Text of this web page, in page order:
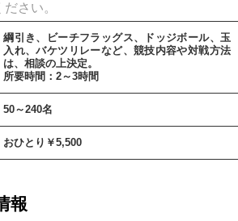
さい。
綱引き、ビーチフラッグス、ドッジボール、玉
入れ、バケツリレーなど、競技内容や対戦方法
は、相談の上決定。
所要時間：2～3時間
50～240名
おひとり￥5,500
報